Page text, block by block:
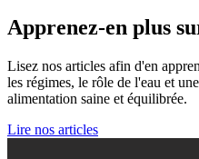
Apprenez-en plus
Lisez nos articles afin d'en
les régimes, le rôle de l'eau et
alimentation saine et équilibrée.
Lire nos articles